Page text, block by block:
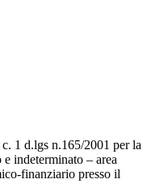
1 d.lgs n.165/2001 per la
indeterminato – area
finanziario presso il